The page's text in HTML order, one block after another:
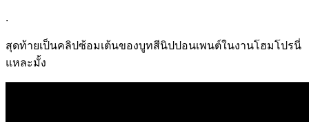
.
สุดท้ายเป็นคลิปซ้อมเต้นของบูทสีนิปปอนเพนต์ในงานโฮมโปรนี่
แหละมั้ง